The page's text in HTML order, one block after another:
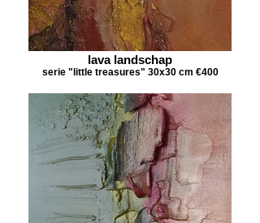
lava landschap
serie "little treasures" 30x30 cm €400